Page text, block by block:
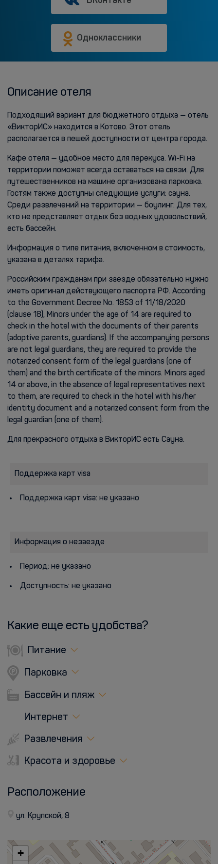
Одноклассники
Описание отеля
Подходящий вариант для бюджетного отдыха — отель
«ВикторИС» находится в Котово. Этот отель
располагается в пешей доступности от центра города.
Кафе отеля — удобное место для перекуса. Wi-Fi на
территории поможет всегда оставаться на связи. Для
путешественников на машине организована парковка.
Гостям также доступны следующие услуги: сауна.
Среди развлечений на территории — боулинг. Для тех,
кто не представляет отдых без водных удовольствий,
есть бассейн.
Информация о типе питания, включенном в стоимость,
указана в деталях тарифа.
Российским гражданам при заезде обязательно нужно
иметь оригинал действующего паспорта РФ. According
to the Government Decree No. 1853 of 11/18/2020
(clause 18), Minors under the age of 14 are required to
check in the hotel with the documents of their parents
(adoptive parents, guardians). If the accompanying persons
are not legal guardians, they are required to provide the
notarized consent form of the legal guardians (one of
them) and the birth certificate of the minors. Minors aged
14 or above, in the absence of legal representatives next
to them, are required to check in the hotel with his/her
identity document and a notarized consent form from the
legal guardian (one of them).
Для прекрасного отдыха в ВикторИС есть Сауна.
Поддержка карт visa
Поддержка карт visa: не указано
Информация о незаезде
Период: не указано
Доступность: не указано
Какие еще есть удобства?
Питание
Парковка
Бассейн и пляж
Интернет
Развлечения
Красота и здоровье
Расположение
ул. Крупской, 8
+